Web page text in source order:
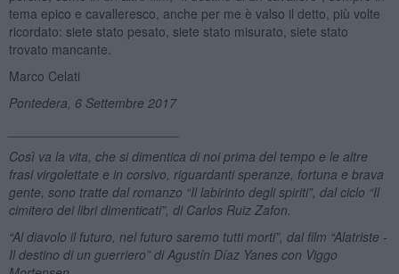
tema epico e cavalleresco, anche per me è valso il detto, più volte
ricordato: siete stato pesato, siete stato misurato, siete stato
trovato mancante.
Marco Celati
Pontedera, 6 Settembre 2017
Così va la vita, che si dimentica di noi prima del tempo e le altre
frasi virgolettate e in corsivo, riguardanti speranze, fortuna e brava
gente, sono tratte dal romanzo “Il labirinto degli spiriti”, dal ciclo “Il
cimitero dei libri dimenticati”, diCarlos Ruiz Zafon
“Al diavolo il futuro, nel futuro saremo tutti morti”, dal film “Alatriste -
Il destino di un guerriero” di Agustín Díaz Yanes con Viggo